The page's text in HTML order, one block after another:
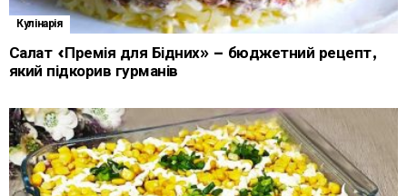
Кулінарія
Салат «Премія для Бідних» – бюджетний рецепт,
який підкорив гурманів